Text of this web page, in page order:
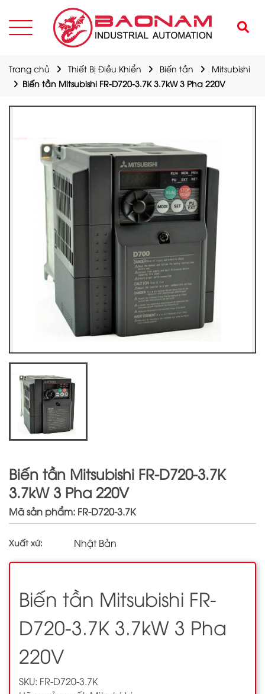
Trang chủ Thiết Bị Điều Khiển Biến tần
Mitsubishi
Biến tần Mitsubishi FR-D720-3.7K 3.7kW 3 Pha 220V
Biến tần Mitsubishi FR-D720-3.7K
3.7kW 3 Pha 220V
Mã sản phẩm: FR-D720-3.7K
Xuất xứ: Nhật Bản
Biến tần Mitsubishi FR-
D720-3.7K 3.7kW 3 Pha
220V
SKU: FR-D720-3.7K